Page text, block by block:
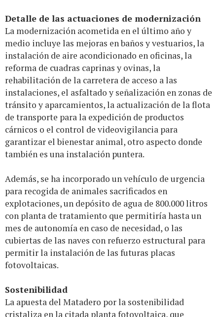
Detalle de las actuaciones de modernización
La modernización acometida en el último año y
medio incluye las mejoras en baños y vestuarios, la
instalación de aire acondicionado en oficinas, la
reforma de cuadras caprinas y ovinas, la
rehabilitación de la carretera de acceso a las
instalaciones, el asfaltado y señalización en zonas de
tránsito y aparcamientos, la actualización de la flota
de transporte para la expedición de productos
cárnicos o el control de videovigilancia para
garantizar el bienestar animal, otro aspecto donde
también es una instalación puntera.
Además, se ha incorporado un vehículo de urgencia
para recogida de animales sacrificados en
explotaciones, un depósito de agua de 800.000 litros
con planta de tratamiento que permitiría hasta un
mes de autonomía en caso de necesidad, o las
cubiertas de las naves con refuerzo estructural para
permitir la instalación de las futuras placas
fotovoltaicas.
Sostenibilidad
La apuesta del Matadero por la sostenibilidad
cristaliza en la citada planta fotovoltaica, que